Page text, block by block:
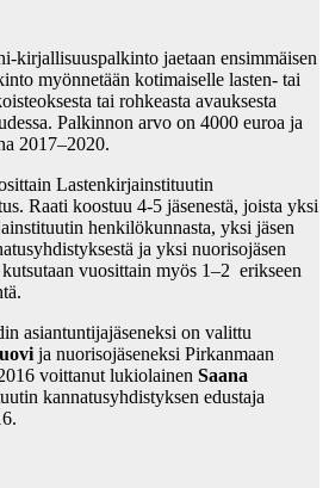
kirjallisuuspalkinto jaetaan ensimmäisen
myönnetään kotimaiselle lasten- tai
tai rohkeasta avauksesta
Palkinnon arvo on 4000 euroa ja
2017–2020.
Lastenkirjainstituutin
Raati koostuu 4-5 jäsenestä, joista yksi
henkilökunnasta, yksi jäsen
ja yksi nuorisojäsen
vuosittain myös 1–2 erikseen
asiantuntijajäseneksi on valittu
ja nuorisojäseneksi Pirkanmaan
voittanut lukiolainen Saana
kannatusyhdistyksen edustaja